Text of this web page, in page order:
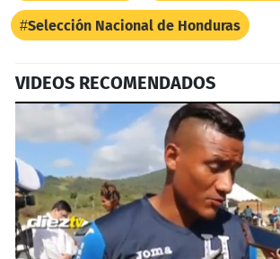
Selección Nacional de Honduras
VIDEOS RECOMENDADOS